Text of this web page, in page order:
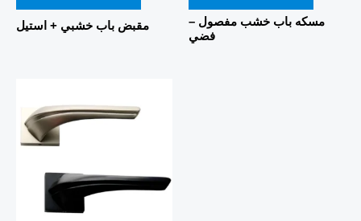
5
مقبض باب خشبي + استيل
5
مسكه باب خشب مفصول –
فضي
variants.